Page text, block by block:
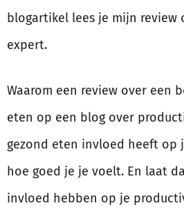
blogartikel lees je mijn review
expert.
Waarom een review over een
eten op een blog over
gezond eten invloed heeft op
hoe goed je je voelt. En laat
invloed hebben op je